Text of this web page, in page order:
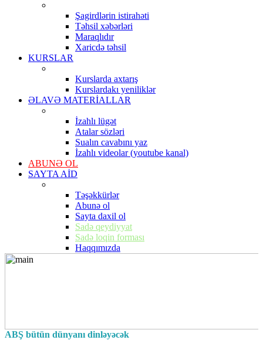
Şagirdlərin istirahəti
Təhsil xəbərləri
Maraqlıdır
Xaricdə təhsil
KURSLAR
Kurslarda axtarış
Kurslardakı yeniliklər
ƏLAVƏ MATERİALLAR
İzahlı lügət
Atalar sözləri
Sualın cavabını yaz
İzahlı videolar (youtube kanal)
ABUNƏ OL
SAYTA AİD
Təşəkkürlər
Abunə ol
Sayta daxil ol
Sadə qeydiyyat
Sadə loqin forması
Haqqımızda
ABŞ bütün dünyanı dinləyəcək